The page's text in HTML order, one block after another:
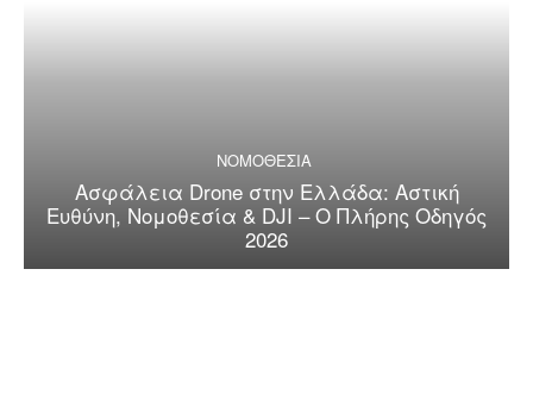
ΝΟΜΟΘΕΣΙΑ
Ασφάλεια Drone στην Ελλάδα: Αστική
Ευθύνη, Νομοθεσία & DJI – Ο Πλήρης Οδηγός
2026